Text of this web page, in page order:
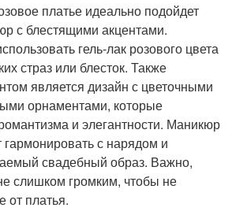
платье идеально подойдет
с блестящими акцентами.
гель-лак розового цвета
страз или блесток. Также
является дизайн с цветочными
орнаментами, которые
и элегантности. Маникюр
гармонировать с нарядом и
свадебный образ. Важно,
слишком громким, чтобы не
от платья.